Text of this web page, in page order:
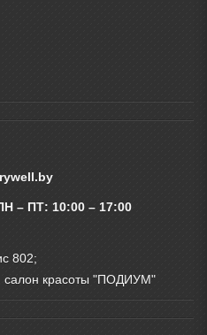
– ПТ: 10:00 – 17:00
802;
салон красоты "ПОДИУМ"